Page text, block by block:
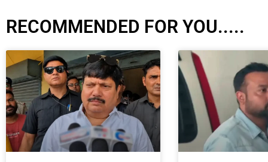
RECOMMENDED FOR YOU.....